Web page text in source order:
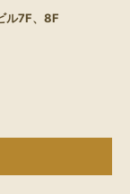
ル7F、8F